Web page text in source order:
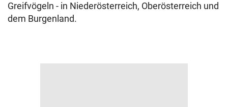
Greifvögeln - in Niederösterreich, Oberösterreich und
dem Burgenland.